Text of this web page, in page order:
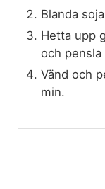
Blanda
Hetta upp
och pensla
Vänd och
min.